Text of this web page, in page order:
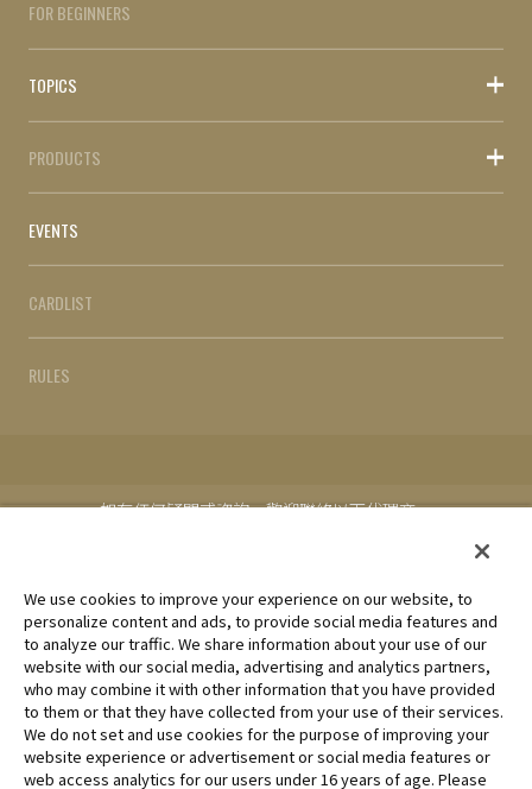
FOR BEGINNERS
TOPICS
PRODUCTS
EVENTS
CARDLIST
RULES
如有任何疑問或咨詢，歡迎聯絡以下代理商。
未經許可，禁止使用、複製或複印此網站上的任何圖片、文本或數
據。
產品正在開發中，此網站上的圖片可能與實際產品不同。
*Apple、蘋果的logo為Apple Inc.於美國和其他國家地區所註冊之
商標。App Store為Apple Inc.之服務商標。
We use cookies to improve your experience on our website, to
personalize content and ads, to provide social media features and
to analyze our traffic. We share information about your use of our
website with our social media, advertising and analytics partners,
who may combine it with other information that you have provided
to them or that they have collected from your use of their services.
We do not set and use cookies for the purpose of improving your
website experience or advertisement or social media features or
web access analytics for our users under 16 years of age. Please